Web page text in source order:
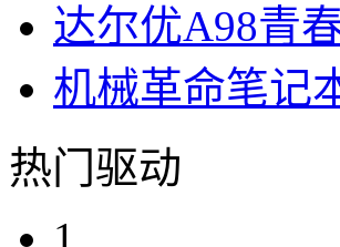
达尔优A98青
机械革命笔记
热门驱动
1